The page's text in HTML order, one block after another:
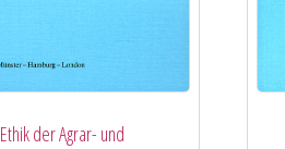
Ethik der Agrar- und